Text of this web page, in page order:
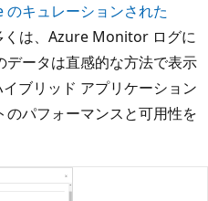
キュレーションされた
くは、Azure Monitor ログに
データは直感的な方法で表示
ブリッド アプリケーション
のパフォーマンスと可用性を